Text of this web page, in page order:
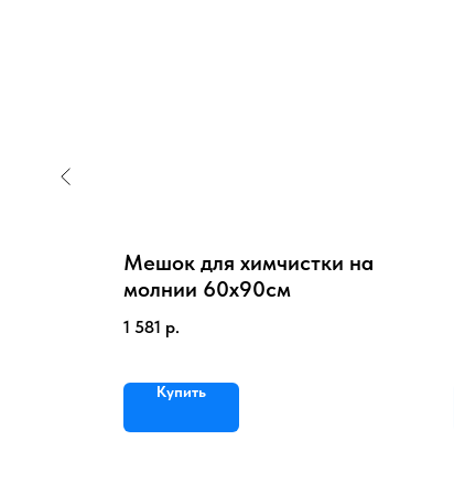
Мешок для химчистки на
молнии 60х90см
1 581 р.
Купить